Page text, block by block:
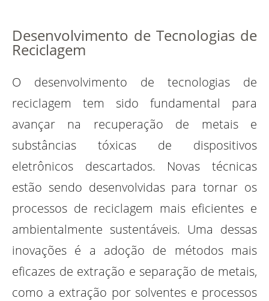
Desenvolvimento de Tecnologias de
Reciclagem
O desenvolvimento de tecnologias de
reciclagem tem sido fundamental para
avançar na recuperação de metais e
substâncias tóxicas de dispositivos
eletrônicos descartados. Novas técnicas
estão sendo desenvolvidas para tornar os
processos de reciclagem mais eficientes e
ambientalmente sustentáveis. Uma dessas
inovações é a adoção de métodos mais
eficazes de extração e separação de metais,
como a extração por solventes e processos